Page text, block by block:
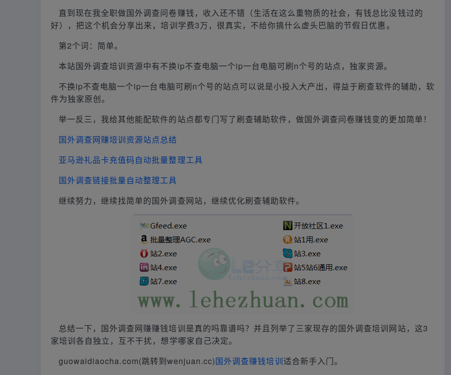
直到现在我全职做国外调查问卷赚钱，收入还不错（生活在这么重物质的社会，有钱总比没钱过的
好），把这个机会分享出来，培训学费3万，很真实，不给你搞什么虚头巴脑的节假日优惠。
第2个词：简单。
本站国外调查培训资源中有不换ip不查电脑一个ip一台电脑可刷n个号的站点，独家资源。
不换ip不查电脑一个ip一台电脑可刷n个号的站点可以说是小投入大产出，得益于刷查软件的辅助，软
件为独家原创。
举一反三，我给其他能配软件的站点都专门写了刷查辅助软件，做国外调查问卷赚钱变的更加简单！
国外调查网赚培训资源站点总结
亚马逊礼品卡充值码自动批量整理工具
国外调查链接批量自动整理工具
继续努力，继续找简单的国外调查网站，继续优化刷查辅助软件。
总结一下，国外调查网赚赚钱培训是真的吗靠谱吗？并且列举了三家现存的国外调查培训网站，这3
家培训各自独立，互不干扰，想学哪家自己决定。
guowaidiaocha.com(跳转到wenjuan.cc)国外调查赚钱培训适合新手入门。